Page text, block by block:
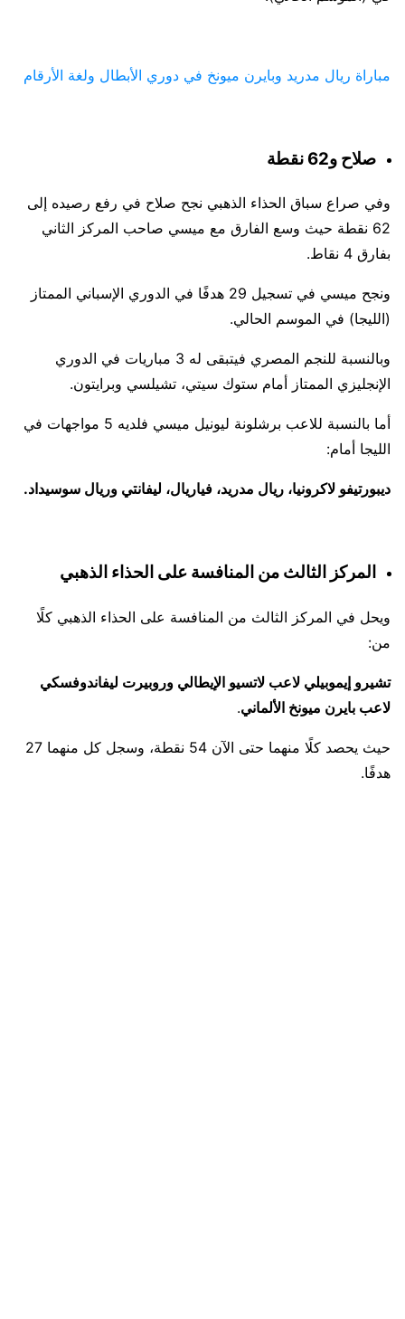
مباراة ريال مدريد وبايرن ميونخ في دوري الأبطال ولغة الأرقام
صلاح و62 نقطة
وفي صراع سباق الحذاء الذهبي نجح صلاح في رفع رصيده إلى
62 نقطة حيث وسع الفارق مع ميسي صاحب المركز الثاني
بفارق 4 نقاط.
ونجح ميسي في تسجيل 29 هدفًا في الدوري الإسباني الممتاز
(الليجا) في الموسم الحالي.
وبالنسبة للنجم المصري فيتبقى له 3 مباريات في الدوري
الإنجليزي الممتاز أمام ستوك سيتي، تشيلسي وبرايتون.
أما بالنسبة للاعب برشلونة ليونيل ميسي فلديه 5 مواجهات في
الليجا أمام:
ديبورتيفو لاكرونيا، ريال مدريد، فياريال، ليفانتي وريال سوسيداد.
المركز الثالث من المنافسة على الحذاء الذهبي
ويحل في المركز الثالث من المنافسة على الحذاء الذهبي كلًا
من:
تشيرو إيموبيلي لاعب لاتسيو الإيطالي وروبيرت ليفاندوفسكي
لاعب بايرن ميونخ الألماني.
حيث يحصد كلًا منهما حتى الآن 54 نقطة، وسجل كل منهما 27
هدفًا.